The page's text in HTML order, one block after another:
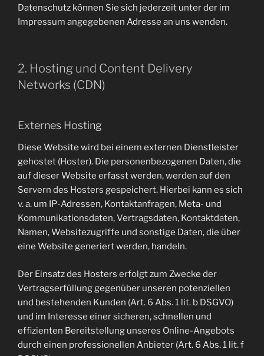
Datenschutz können Sie sich jederzeit unter der im
Impressum angegebenen Adresse an uns wenden.
2. Hosting und Content Delivery
Networks (CDN)
Externes Hosting
Diese Website wird bei einem externen Dienstleister
gehostet (Hoster). Die personenbezogenen Daten, die
auf dieser Website erfasst werden, werden auf den
Servern des Hosters gespeichert. Hierbei kann es sich
v. a. um IP-Adressen, Kontaktanfragen, Meta- und
Kommunikationsdaten, Vertragsdaten, Kontaktdaten,
Namen, Websitezugriffe und sonstige Daten, die über
eine Website generiert werden, handeln.
Der Einsatz des Hosters erfolgt zum Zwecke der
Vertragserfüllung gegenüber unseren potenziellen
und bestehenden Kunden (Art. 6 Abs. 1 lit. b DSGVO)
und im Interesse einer sicheren, schnellen und
effizienten Bereitstellung unseres Online-Angebots
durch einen professionellen Anbieter (Art. 6 Abs. 1 lit. f